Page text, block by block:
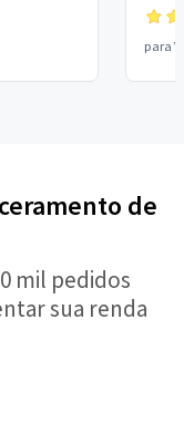
para
de
mil pedidos
sua renda